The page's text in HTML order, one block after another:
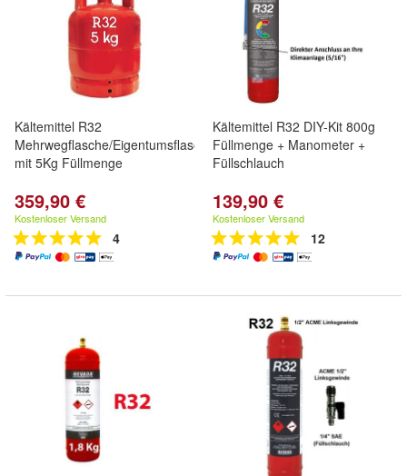
Kältemittel R32
Mehrwegflasche/Eigentumsflasche
mit 5Kg Füllmenge
359,90 €
Kostenloser Versand
4
Kältemittel R32 DIY-Kit 800g
Füllmenge + Manometer +
Füllschlauch
139,90 €
Kostenloser Versand
12